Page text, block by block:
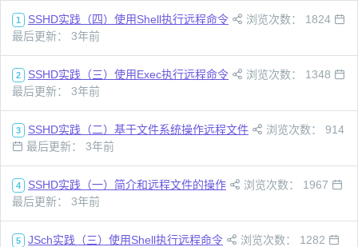
1 SSHD实践（四）使用Shell执行远程命令
浏览次数： 1824
最后更新： 3年前
2 SSHD实践（三）使用Exec执行远程命令
浏览次数： 1348
最后更新： 3年前
3 SSHD实践（二）基于文件系统操作远程文件
浏览次数： 914
最后更新： 3年前
4 SSHD实践（一）简介和远程文件的操作
浏览次数： 1967
最后更新： 3年前
5 JSch实践（三）使用Shell执行远程命令
浏览次数： 1282